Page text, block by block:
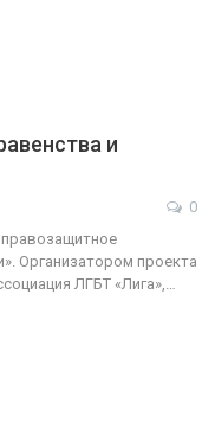
и
0
правозащитное
Организатором проекта
ЛГБТ «Лига»,…